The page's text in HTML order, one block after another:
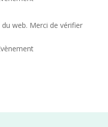
web. Merci de vérifier